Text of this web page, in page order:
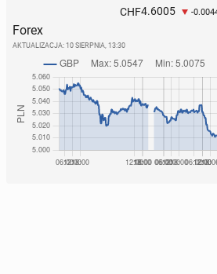
CHF4.6005 -
Forex
AKTUALIZACJA: 10 SIERPNIA, 13:30